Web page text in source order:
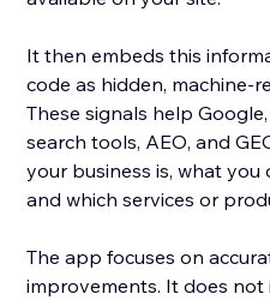
It then embeds this
code as hidden, machine-
These signals help Google,
search tools, AEO, and
your business is, what you
and which services or
The app focuses on
improvements. It does